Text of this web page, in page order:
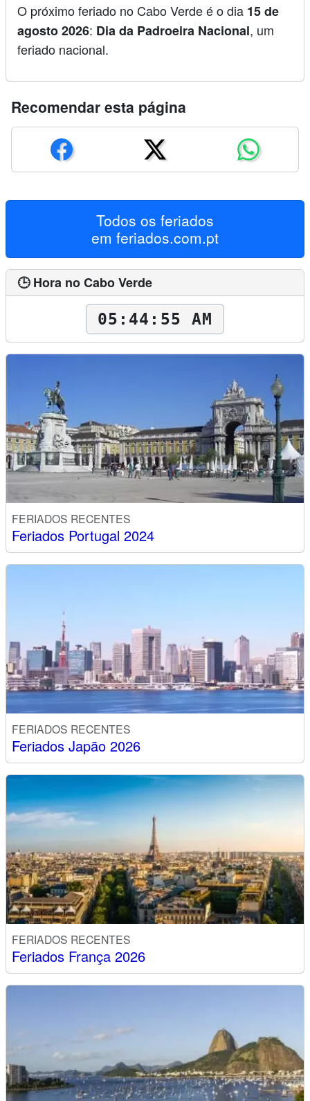
O próximo feriado no Cabo Verde é o dia 15 de
agosto 2026: Dia da Padroeira Nacional, um
feriado nacional.
Recomendar esta página
Todos os feriados
em feriados.com.pt
🕒 Hora no Cabo Verde
05:44:56 AM
FERIADOS RECENTES
Feriados Portugal 2024
FERIADOS RECENTES
Feriados Japão 2026
FERIADOS RECENTES
Feriados França 2026